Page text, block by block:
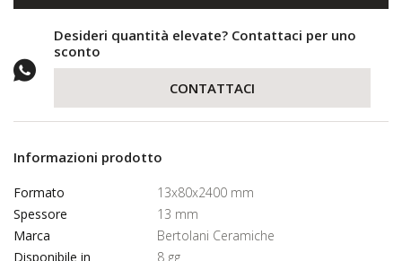
Desideri quantità elevate? Contattaci per uno
sconto
CONTATTACI
Informazioni prodotto
Formato
13x80x2400 mm
Spessore
13 mm
Marca
Bertolani Ceramiche
Disponibile in
8 gg